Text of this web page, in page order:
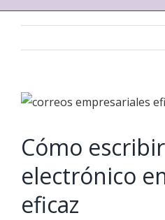
View
Image
Cómo
electrónico
eficaz